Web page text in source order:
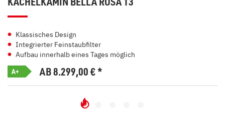
Klassisches Design
Integrierter Feinstaubfilter
Aufbau innerhalb eines Tages möglich
A+ AB 8.299,00€*